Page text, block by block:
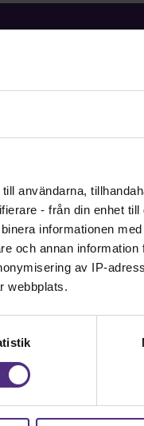
användarna,
- från din enhet till
informationen
och annan information
av IP-
webbplats.
på SRAT med
om din
leveransadress: